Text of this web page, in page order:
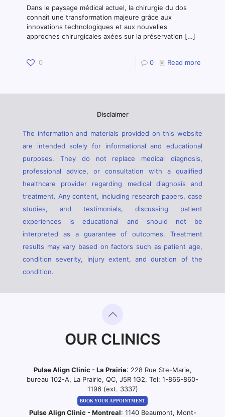
Dans le paysage médical actuel, la chirurgie du dos
connaît une transformation majeure grâce aux
innovations technologiques et aux nouvelles
approches chirurgicales axées sur la préservation […]
0 0 Read more
Disclaimer
The information and materials provided on this website
are intended solely for informational and educational
purposes. They do not replace medical diagnosis,
professional advice, or consultation with a qualified
healthcare provider regarding medical diagnosis and
treatment. Any content, including research papers, case
studies, and testimonials, discussing patient
experiences is educational and should not be
interpreted as a guarantee of outcomes. Treatment
results may vary based on factors such as patient age,
condition severity, injury extent, and duration of the
condition.
OUR CLINICS
Pulse Align Clinic - La Prairie: 228 Rue Ste-Marie,
bureau 102-A, La Prairie, QC, J5R 1G2, Tel: 1-866-860-
1196 (ext. 3337)
BOOK YOUR APPOINTMENT
Pulse Align Clinic - Montreal: 1140 Beaumont, Mont-